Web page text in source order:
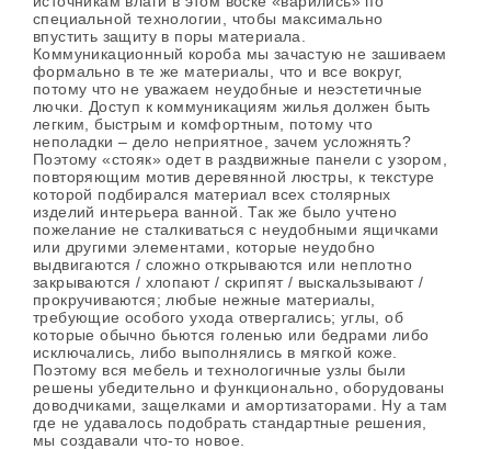
специальной технологии, чтобы максимально
впустить защиту в поры материала.
Коммуникационный короба мы зачастую не зашиваем
формально в те же материалы, что и все вокруг,
потому что не уважаем неудобные и неэстетичные
лючки. Доступ к коммуникациям жилья должен быть
легким, быстрым и комфортным, потому что
неполадки – дело неприятное, зачем усложнять?
Поэтому «стояк» одет в раздвижные панели с узором,
повторяющим мотив деревянной люстры, к текстуре
которой подбирался материал всех столярных
изделий интерьера ванной. Так же было учтено
пожелание не сталкиваться с неудобными ящичками
или другими элементами, которые неудобно
выдвигаются / сложно открываются или неплотно
закрываются / хлопают / скрипят / выскальзывают /
прокручиваются; любые нежные материалы,
требующие особого ухода отвергались; углы, об
которые обычно бьются голенью или бедрами либо
исключались, либо выполнялись в мягкой коже.
Поэтому вся мебель и технологичные узлы были
решены убедительно и функционально, оборудованы
доводчиками, защелками и амортизаторами. Ну а там
где не удавалось подобрать стандартные решения,
мы создавали что-то новое.